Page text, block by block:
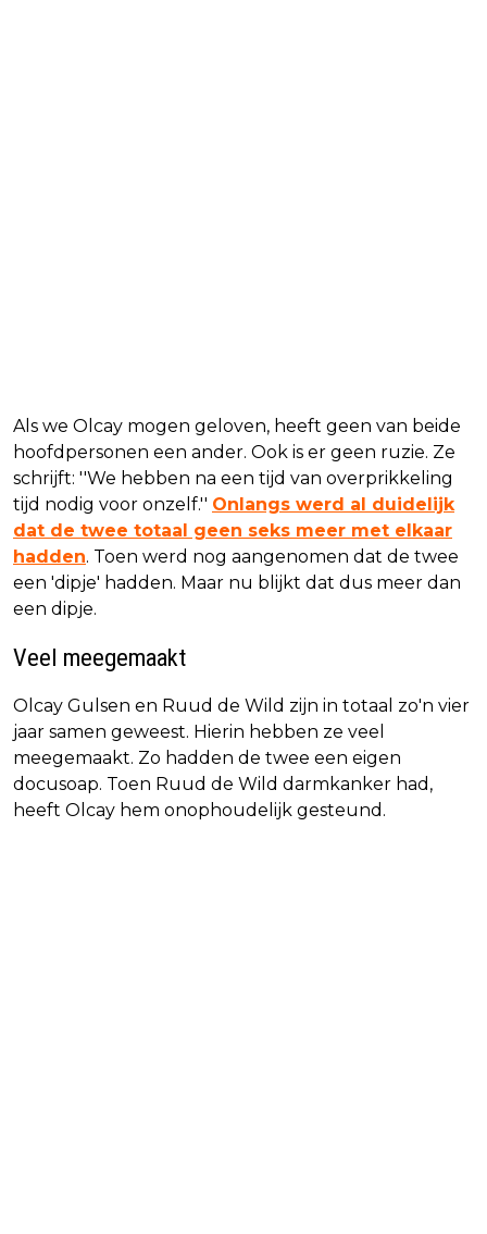
Als we Olcay mogen geloven, heeft geen van beide
hoofdpersonen een ander. Ook is er geen ruzie. Ze
schrijft: ''We hebben na een tijd van overprikkeling
tijd nodig voor onzelf.'' Onlangs werd al duidelijk
dat de twee totaal geen seks meer met elkaar
hadden. Toen werd nog aangenomen dat de twee
een 'dipje' hadden. Maar nu blijkt dat dus meer dan
een dipje.
Veel meegemaakt
Olcay Gulsen en Ruud de Wild zijn in totaal zo'n vier
jaar samen geweest. Hierin hebben ze veel
meegemaakt. Zo hadden de twee een eigen
docusoap. Toen Ruud de Wild darmkanker had,
heeft Olcay hem onophoudelijk gesteund.